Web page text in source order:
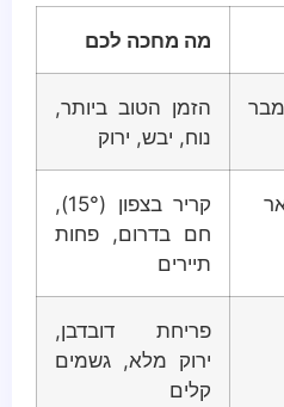
מה מחכה לכם
הזמן הטוב ביותר,
נוח, יבש, ירוק
קריר בצפון (15°),
חם בדרום, פחות
תיירים
פריחת דובדבן,
ירוק מלא, גשמים
קלים